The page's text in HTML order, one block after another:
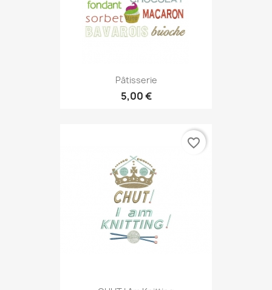
Pâtisserie
5,00 €
favorite_border